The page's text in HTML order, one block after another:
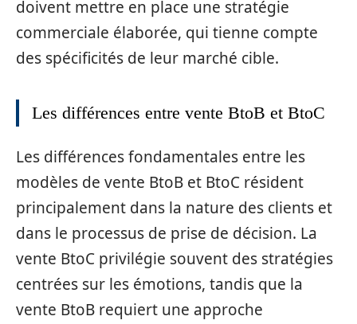
doivent mettre en place une stratégie
commerciale élaborée, qui tienne compte
des spécificités de leur marché cible.
Les différences entre vente BtoB et BtoC
Les différences fondamentales entre les
modèles de vente BtoB et BtoC résident
principalement dans la nature des clients et
dans le processus de prise de décision. La
vente BtoC privilégie souvent des stratégies
centrées sur les émotions, tandis que la
vente BtoB requiert une approche